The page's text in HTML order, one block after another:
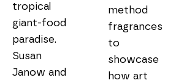
tropical
giant-food
paradise.
Susan
Janow and
method
fragrances
to
showcase
how art